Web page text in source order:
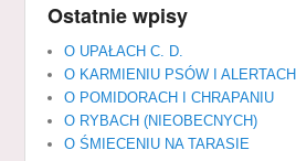
Ostatnie wpisy
O UPAŁACH C. D.
O KARMIENIU PSÓW I ALERTACH
O POMIDORACH I CHRAPANIU
O RYBACH (NIEOBECNYCH)
O ŚMIECENIU NA TARASIE